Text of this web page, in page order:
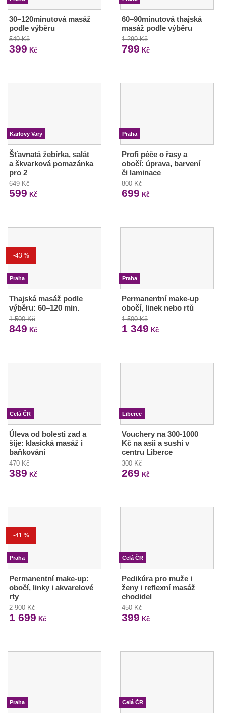
30–120minutová masáž
podle výběru
549 Kč
399 Kč
60–90minutová thajská
masáž podle výběru
1 299 Kč
799 Kč
Karlovy Vary
Šťavnatá žebírka, salát
a škvarková pomazánka
pro 2
649 Kč
599 Kč
Praha
Profi péče o řasy a
obočí: úprava, barvení
či laminace
800 Kč
699 Kč
-43 %
Praha
Thajská masáž podle
výběru: 60–120 min.
1 500 Kč
849 Kč
Praha
Permanentní make-up
obočí, linek nebo rtů
1 500 Kč
1 349 Kč
Celá ČR
Úleva od bolesti zad a
šíje: klasická masáž i
baňkování
470 Kč
389 Kč
Liberec
Vouchery na 300-1000
Kč na asii a sushi v
centru Liberce
300 Kč
269 Kč
-41 %
Praha
Permanentní make-up:
obočí, linky i akvarelové
rty
2 900 Kč
1 699 Kč
Celá ČR
Pedikúra pro muže i
ženy i reflexní masáž
chodidel
450 Kč
399 Kč
Praha Celá ČR